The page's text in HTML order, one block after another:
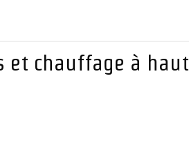
et chauffage à haut